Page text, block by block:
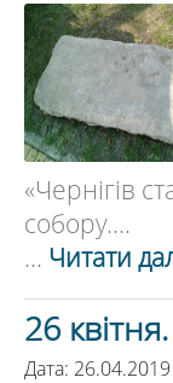
«Чернігів
собору....
... Читати
26
Дата: